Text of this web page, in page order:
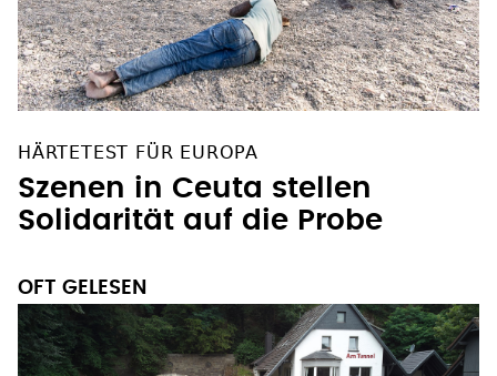
HÄRTETEST FÜR EUROPA
Szenen in Ceuta stellen
OFT GELESEN